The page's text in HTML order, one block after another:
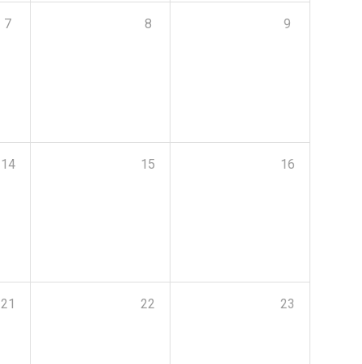
7 8 9
14 15 16
21 22 23